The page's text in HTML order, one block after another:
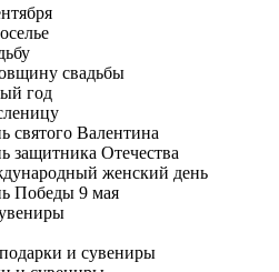
свадьбы
год
святого Валентина
защитника Отечества
женский день
Победы 9 мая
и сувениры